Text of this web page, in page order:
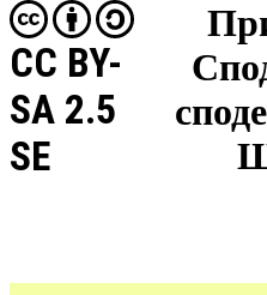
CC BY-
SA 2.5
SE